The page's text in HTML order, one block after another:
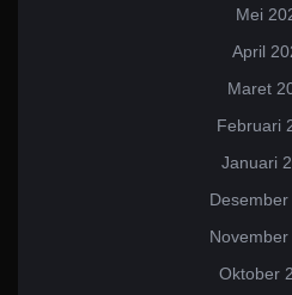
Mei
April
Maret
Februari
Januari
Desember
November
Oktober